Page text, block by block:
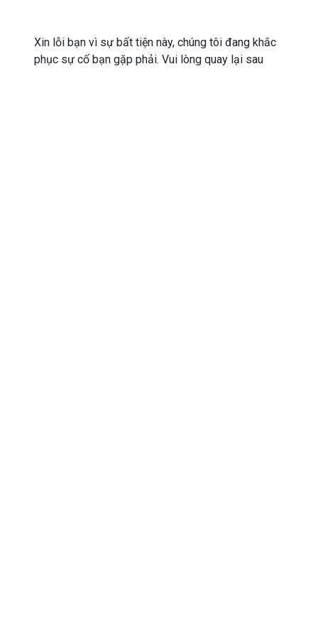
Xin lỗi bạn vì sự bất tiện này, chúng tôi đang khắc
phục sự cố bạn gặp phải. Vui lòng quay lại sau